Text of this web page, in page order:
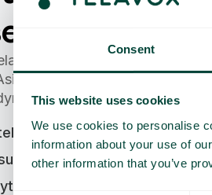
Consent
This website uses cookies
We use cookies to personalise
information about your use of
other information that you’ve
voi säästää aikaa ja
opastavat sinut
tarjouksen.
tarjous